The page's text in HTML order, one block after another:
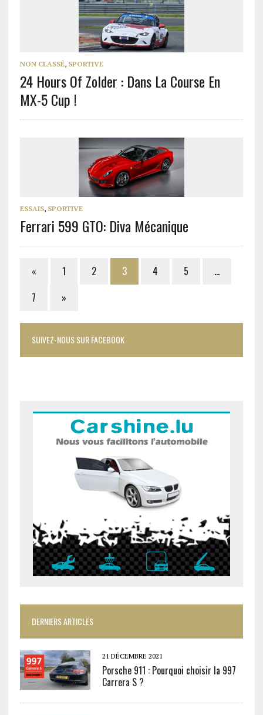
NON CLASSÉ, SPORTIVE
24 Hours Of Zolder : Dans La Course En
MX-5 Cup !
ESSAIS, SPORTIVE
Ferrari 599 GTO: Diva Mécanique
« 1 2 3 4 5
…
7
»
SUIVEZ-NOUS SUR FACEBOOK
DERNIERS ARTICLES
21 DÉCEMBRE 2021
Porsche 911 : Pourquoi choisir la 997
Carrera S ?